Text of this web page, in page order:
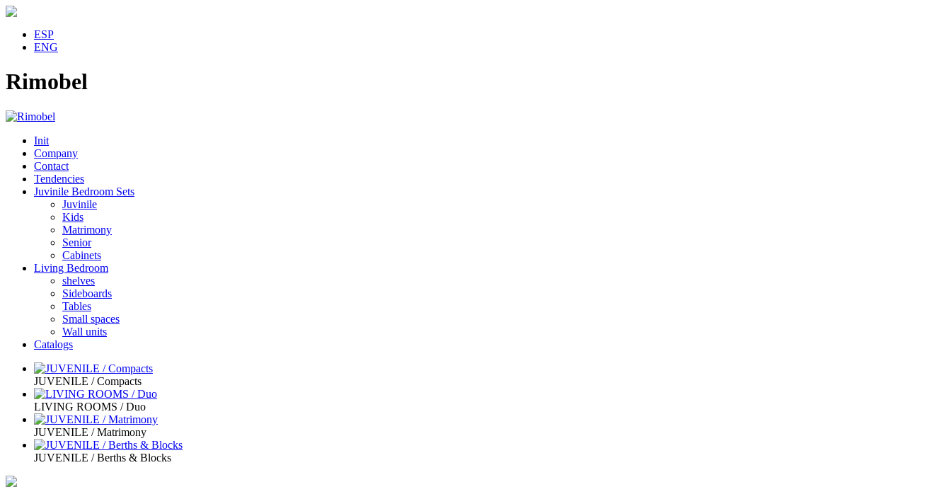
ESP
ENG
Rimobel
Init
Company
Contact
Tendencies
Juvinile Bedroom Sets
Juvinile
Kids
Matrimony
Senior
Cabinets
Living Bedroom
shelves
Sideboards
Tables
Small spaces
Wall units
Catalogs
JUVENILE / Compacts
LIVING ROOMS / Duo
JUVENILE / Matrimony
JUVENILE / Berths & Blocks